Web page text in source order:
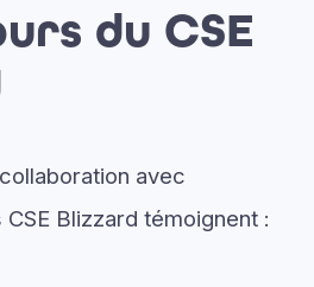
du CSE
avec
Blizzard témoignent :